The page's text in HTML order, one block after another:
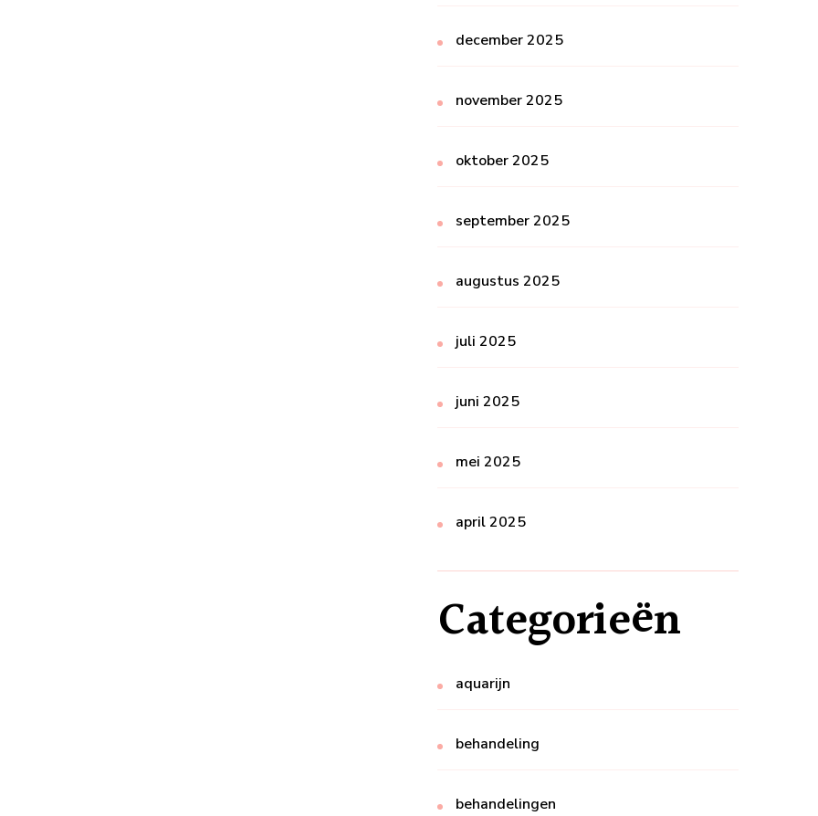
december 2025
november 2025
oktober 2025
september 2025
augustus 2025
juli 2025
juni 2025
mei 2025
april 2025
Categorieën
aquarijn
behandeling
behandelingen